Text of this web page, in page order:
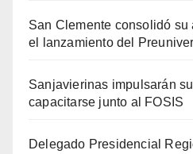
San Clemente consolidó su
el lanzamiento del
Sanjavierinas impulsarán
capacitarse junto al FOSIS
Delegado Presidencial